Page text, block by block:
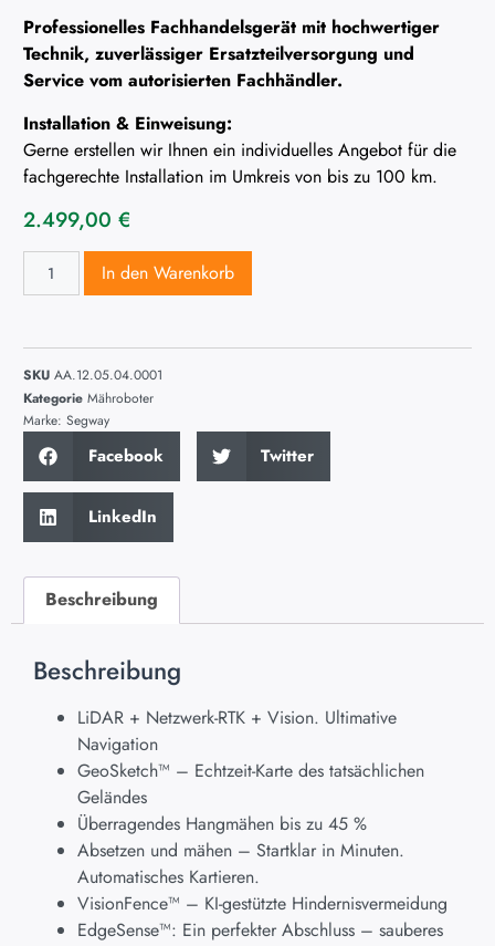
Professionelles Fachhandelsgerät mit hochwertiger
Technik, zuverlässiger Ersatzteilversorgung und
Service vom autorisierten Fachhändler.
Installation & Einweisung:
Gerne erstellen wir Ihnen ein individuelles Angebot für die
fachgerechte Installation im Umkreis von bis zu 100 km.
2.499,00 €
In den Warenkorb
SKU AA.12.05.04.0001
Kategorie Mähroboter
Marke: Segway
Facebook Twitter
LinkedIn
Beschreibung
Beschreibung
LiDAR + Netzwerk-RTK + Vision. Ultimative
Navigation
GeoSketch™ – Echtzeit-Karte des tatsächlichen
Geländes
Überragendes Hangmähen bis zu 45 %
Absetzen und mähen – Startklar in Minuten.
Automatisches Kartieren.
VisionFence™ – KI-gestützte Hindernisvermeidung
EdgeSense™: Ein perfekter Abschluss – sauberes